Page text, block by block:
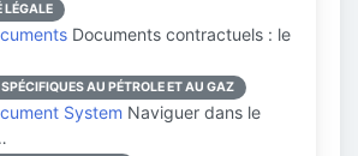
LÉGALE
Documents contractuels : le
AU PÉTROLE ET AU GAZ
System Naviguer dans le